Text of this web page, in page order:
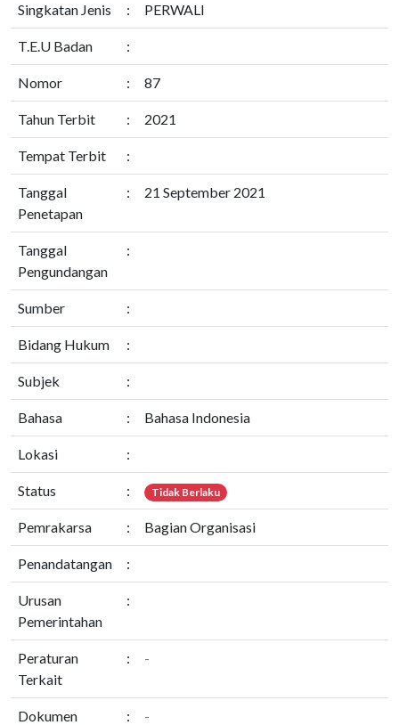
Singkatan Jenis : PERWALI
T.E.U Badan :
Nomor : 87
Tahun Terbit : 2021
Tempat Terbit :
Tanggal
Penetapan
: 21 September 2021
Tanggal
Pengundangan
:
Sumber :
Bidang Hukum :
Subjek :
Bahasa : Bahasa Indonesia
Lokasi :
Status : Tidak Berlaku
Pemrakarsa : Bagian Organisasi
Penandatangan :
Urusan
Pemerintahan
:
Peraturan
Terkait
: -
Dokumen
: -